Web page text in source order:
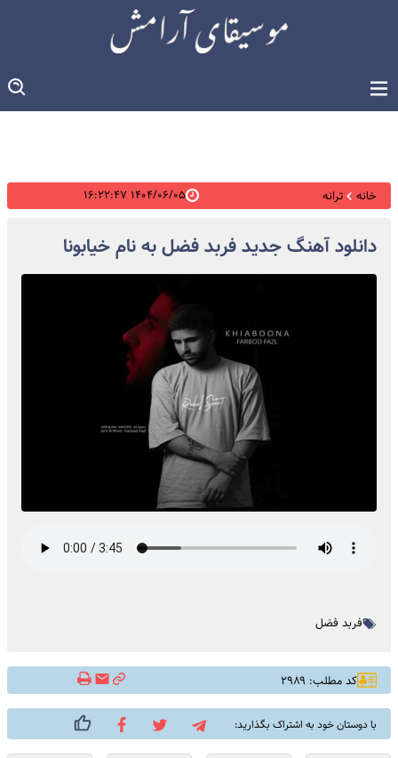
خانه ترانه ۱۴۰۴/۰۶/۰۵ ۱۶:۲۲:۴۷
دانلود آهنگ جدید فربد فضل به نام خیابونا
فربد فضل
کد مطلب: ۲۹۸۹
با دوستان خود به اشتراک بگذارید: